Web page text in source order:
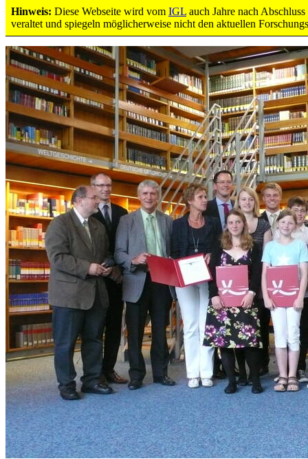
2
Hinweis: Diese Webseite wird vom IGL auch Jahre nach
veraltet und spiegeln möglicherweise nicht den aktuellen